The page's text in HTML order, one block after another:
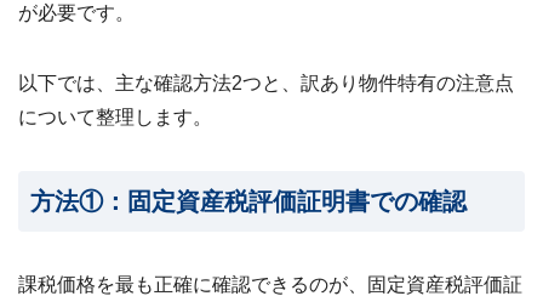
が必要です。
以下では、主な確認方法2つと、訳あり物件特有の注意点
について整理します。
方法①：固定資産税評価証明書での確認
課税価格を最も正確に確認できるのが、固定資産税評価証